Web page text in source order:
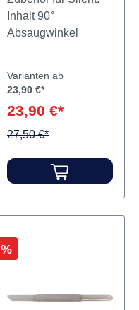
Inhalt 90°
Absaugwinkel
Varianten ab
23,90 €*
23,90 €*
27,50 €*
Rabatt
%